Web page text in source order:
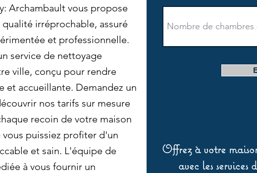
Archambault vous propose
irréprochable, assuré
et professionnelle.
service de nettoyage
ville, conçu pour rendre
et accueillante. Demandez un
nos tarifs sur mesure
recoin de votre maison
vous puissiez profiter d'un
et sain. L'équipe de
à vous fournir un
Offrez à votre
avec les services